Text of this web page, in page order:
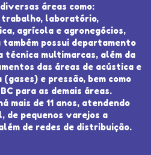
áreas como:
trabalho, laboratório,
agrícola e agronegócios,
possui departamento
técnica multimarcas, além da
das áreas de acústica e
e pressão, bem como
para as demais áreas.
mais de 11 anos, atendendo
de pequenos varejos a
de redes de distribuição.